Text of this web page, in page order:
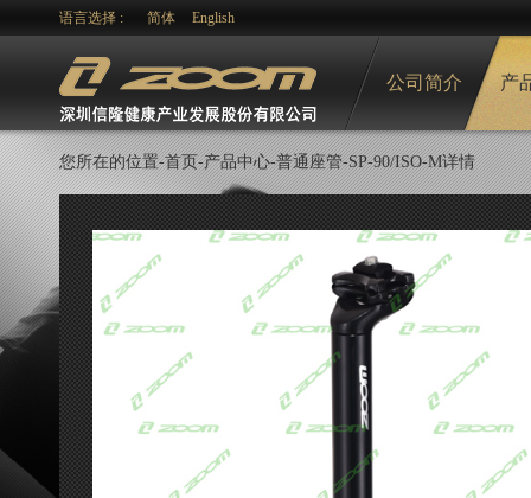
语言选择 : 简体 English
公司简介 产
您所在的位置-首页-产品中心-普通座管-SP-90/ISO-M详情